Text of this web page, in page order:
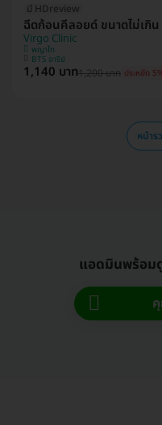
มี HDreview
ฉีดก้อนคีลอยด์ ขนาดไม่เกิ
Virgo Clinic
พญาไท
BTS อารีย์
1,140 บาท1,200 บาท ประหยัด
หน้า
แอดมินพร้อม